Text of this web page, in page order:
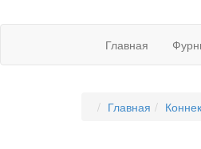
Главная
Главная